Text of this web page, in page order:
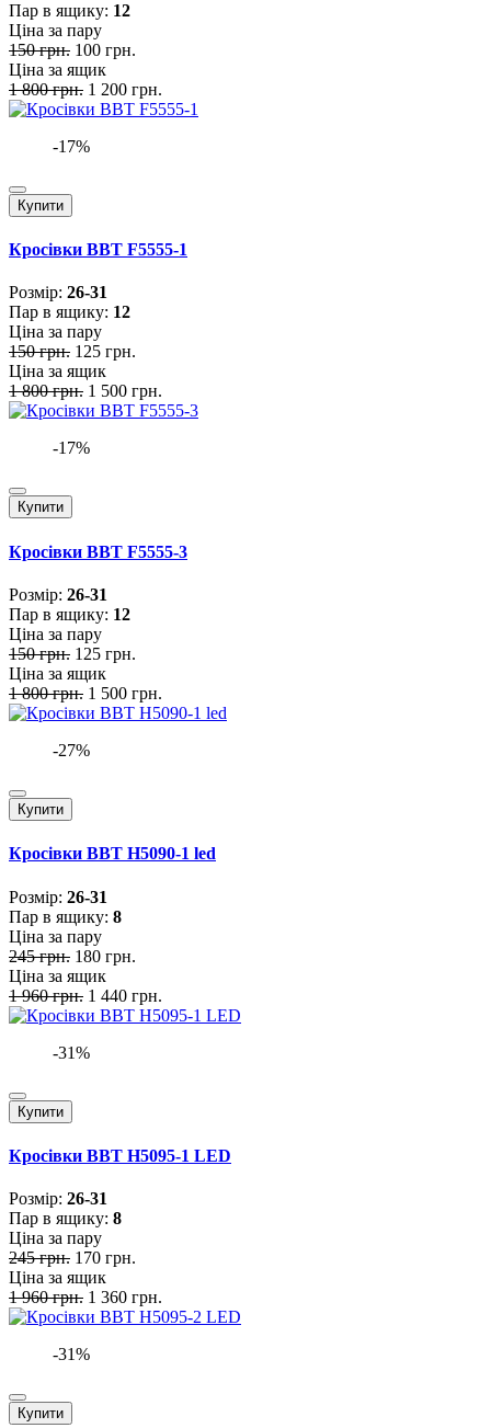
Пар в ящику: 12
Ціна за пару
150 грн. 100 грн.
Ціна за ящик
1 800 грн. 1 200 грн.
-17%
Купити
Кросівки BBT F5555-1
Розмiр: 26-31
Пар в ящику: 12
Ціна за пару
150 грн. 125 грн.
Ціна за ящик
1 800 грн. 1 500 грн.
-17%
Купити
Кросівки BBT F5555-3
Розмiр: 26-31
Пар в ящику: 12
Ціна за пару
150 грн. 125 грн.
Ціна за ящик
1 800 грн. 1 500 грн.
-27%
Купити
Кросівки BBT H5090-1 led
Розмiр: 26-31
Пар в ящику: 8
Ціна за пару
245 грн. 180 грн.
Ціна за ящик
1 960 грн. 1 440 грн.
-31%
Купити
Кросівки BBT H5095-1 LED
Розмiр: 26-31
Пар в ящику: 8
Ціна за пару
245 грн. 170 грн.
Ціна за ящик
1 960 грн. 1 360 грн.
-31%
Купити